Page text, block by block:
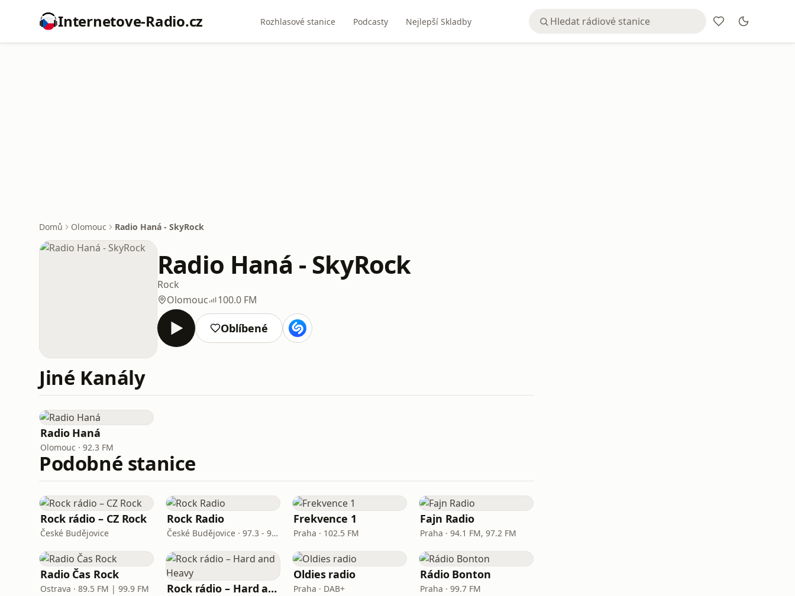
Internetove-Radio.cz Rozhlasové stanice Podcasty Nejlepší Skladby
Domů Olomouc Radio Haná - SkyRock
Radio Haná - SkyRock
Rock
Olomouc
100.0 FM
Oblíbené
Jiné Kanály
Radio Haná
Olomouc · 92.3 FM
Podobné stanice
Rock rádio – CZ Rock
České Budějovice
Rock Radio
České Budějovice · 97.3 - 99.7 FM
Frekvence 1
Praha · 102.5 FM
Fajn Radio
Praha · 94.1 FM, 97.2 FM
Radio Čas Rock
Ostrava · 89.5 FM | 99.9 FM Rock rádio – Hard and Heavy
Oldies radio
Praha · DAB+
Rádio Bonton
Praha · 99.7 FM